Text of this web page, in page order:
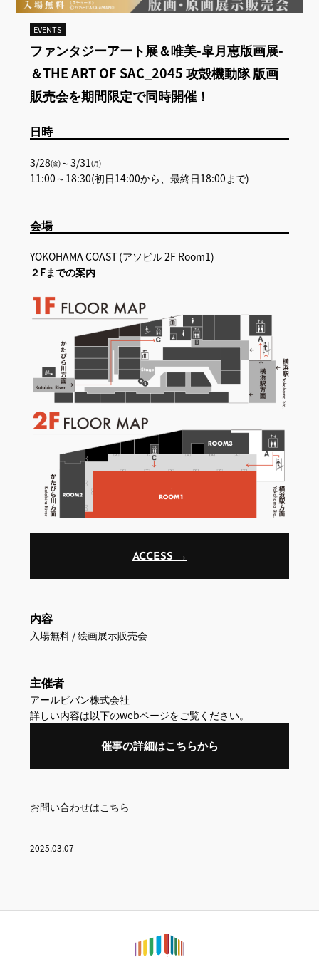
EVENTS
ファンタジーアート展＆唯美-皐月恵版画展-
＆THE ART OF SAC_2045 攻殻機動隊 版画
販売会を期間限定で同時開催！
日時
3/28㈮～3/31㈪
11:00～18:30(初日14:00から、最終日18:00まで)
会場
YOKOHAMA COAST (アソビル 2F Room1)
２Fまでの案内
ACCESS →
内容
入場無料 / 絵画展示販売会
主催者
アールビバン株式会社
詳しい内容は以下のwebページをご覧ください。
催事の詳細はこちらから
お問い合わせはこちら
2025.03.07